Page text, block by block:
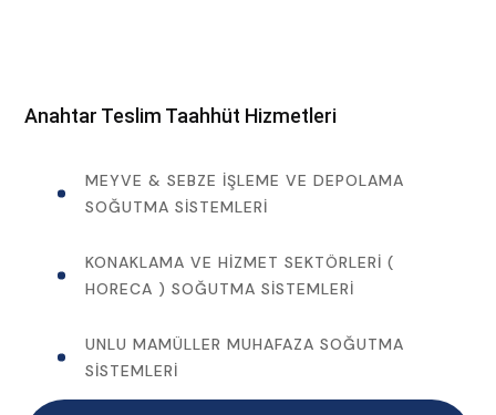
Anahtar Teslim Taahhüt Hizmetleri
MEYVE & SEBZE İŞLEME VE DEPOLAMA
SOĞUTMA SISTEMLERI
KONAKLAMA VE HIZMET SEKTÖRLERI (
HORECA ) SOĞUTMA SISTEMLERI
UNLU MAMÜLLER MUHAFAZA SOĞUTMA
SISTEMLERI